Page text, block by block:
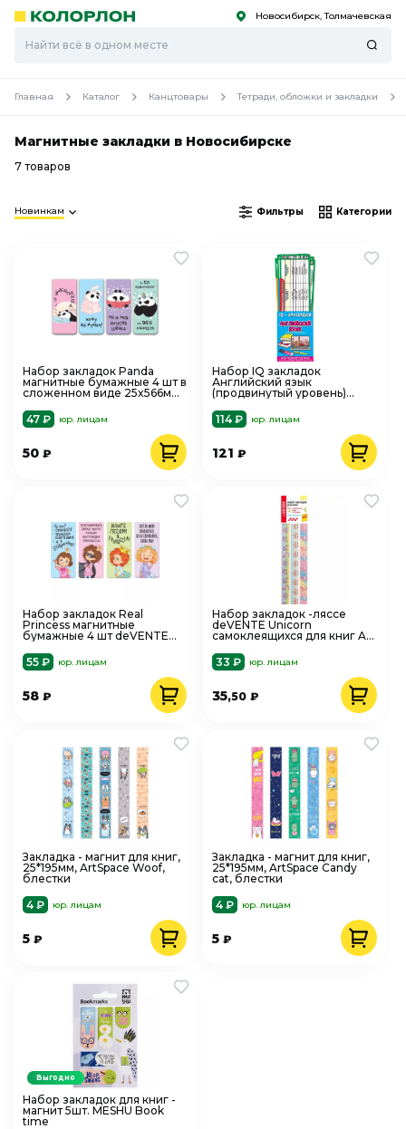
Скоро
Скоро Новосибирск, Толмачевская
Главная Каталог Канцтовары Тетради, обложки и закладки
Магнитные закладки в Новосибирске
7 товаров
Новинкам Фильтры Категории
Набор закладок Panda
магнитные бумажные 4 шт в
сложенном виде 25x566мм
47 ₽
юр. лицам
50 ₽
Набор IQ закладок
Английский язык
(продвинутый уровень)
114 ₽
юр. лицам
121₽
Набор закладок Real
Princess магнитные
бумажные 4 шт deVENTE
55 ₽
юр. лицам
58 ₽
Набор закладок -ляссе
deVENTE Unicorn
самоклеящихся для книг A5
33 ₽
юр. лицам
35,50 ₽
Закладка - магнит для книг,
25*195мм, ArtSpace Woof,
блестки
4 ₽
юр. лицам
5 ₽
Закладка - магнит для книг,
25*195мм, ArtSpace Candy
cat, блестки
4 ₽
юр. лицам
5₽
Набор закладок для книг -
магнит 5шт. MESHU Book
time
Выгодно